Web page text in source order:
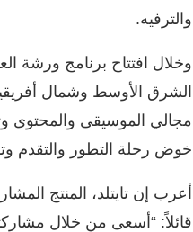
والترفيه.
وخلال افتتاح برنامج ورشة
مجالي الموسيقى والمحتوى
خوض رحلة التطور والتقدم
أعرب إن تايتلد، المنتج
قائلاً: “أسعى من خلال